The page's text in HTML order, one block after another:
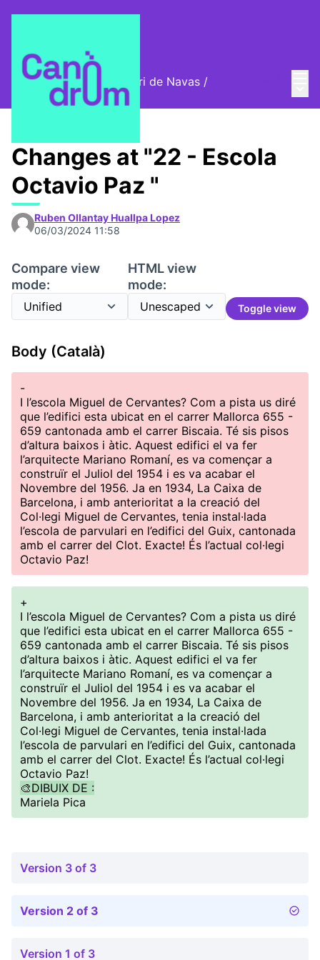
Cromos digitals del barri de Navas /
🦊 Digital stamps
Changes at "22 - Escola
Octavio Paz "
Ruben Ollantay Huallpa Lopez
06/03/2024 11:58
Compare view
mode:
HTML view
mode:
Toggle view
Body (Català)
-
I l’escola Miguel de Cervantes? Com a pista us diré
que l’edifici esta ubicat en el carrer Mallorca 655 -
659 cantonada amb el carrer Biscaia. Té sis pisos
d’altura baixos i àtic. Aquest edifici el va fer
l’arquitecte Mariano Romaní, es va començar a
construïr el Juliol del 1954 i es va acabar el
Novembre del 1956. Ja en 1934, La Caixa de
Barcelona, i amb anterioritat a la creació del
Col·legi Miguel de Cervantes, tenia instal·lada
l’escola de parvulari en l’edifici del Guix, cantonada
amb el carrer del Clot. Exacte! És l’actual col·legi
Octavio Paz!
+
I l’escola Miguel de Cervantes? Com a pista us diré
que l’edifici esta ubicat en el carrer Mallorca 655 -
659 cantonada amb el carrer Biscaia. Té sis pisos
d’altura baixos i àtic. Aquest edifici el va fer
l’arquitecte Mariano Romaní, es va començar a
construïr el Juliol del 1954 i es va acabar el
Novembre del 1956. Ja en 1934, La Caixa de
Barcelona, i amb anterioritat a la creació del
Col·legi Miguel de Cervantes, tenia instal·lada
l’escola de parvulari en l’edifici del Guix, cantonada
amb el carrer del Clot. Exacte! És l’actual col·legi
Octavio Paz!
🎨DIBUIX DE :
Mariela Pica
Version 3 of 3
Version 2 of 3
Version 1 of 3